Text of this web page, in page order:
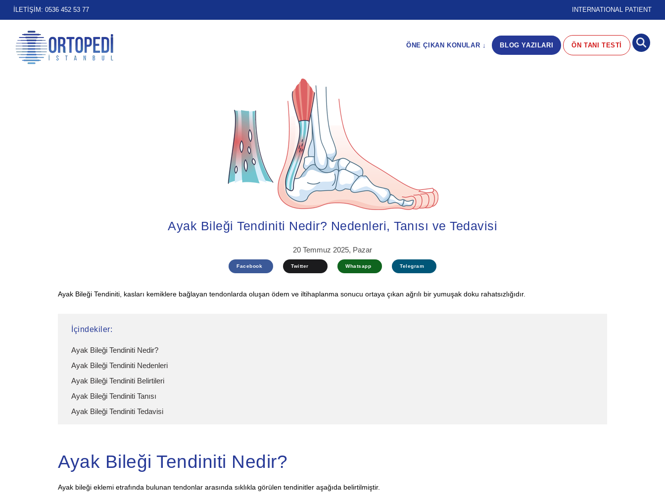
İLETİŞİM: 0536 452 53 77 INTERNATIONAL PATIENT
ÖNE ÇIKAN KONULAR ↓ BLOG YAZILARI ÖN TANI TESTİ
Ayak Bileği Tendiniti Nedir? Nedenleri, Tanısı ve Tedavisi
20 Temmuz 2025, Pazar
Facebook Twitter Whatsapp Telegram
Ayak Bileği Tendiniti, kasları kemiklere bağlayan tendonlarda oluşan ödem ve iltihaplanma sonucu ortaya çıkan ağrılı bir yumuşak doku rahatsızlığıdır.
İçindekiler:
Ayak Bileği Tendiniti Nedir?
Ayak Bileği Tendiniti Nedenleri
Ayak Bileği Tendiniti Belirtileri
Ayak Bileği Tendiniti Tanısı
Ayak Bileği Tendiniti Tedavisi
Ayak Bileği Tendiniti Nedir?
Ayak bileği eklemi etrafında bulunan tendonlar arasında sıklıkla görülen tendinitler aşağıda belirtilmiştir.